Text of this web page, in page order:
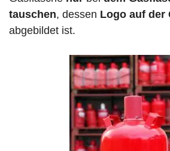
tauschen, dessen Logo auf der
abgebildet ist.